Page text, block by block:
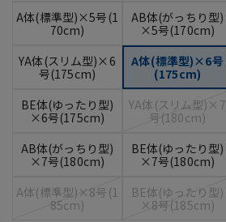
A体(標準型)×5号(1
70cm)
AB体(がっちり型)
×5号(170cm)
YA体(スリム型)×6
号(175cm)
A体(標準型)×6号
(175cm)
BE体(ゆったり型)
×6号(175cm)
YA体(スリム型)×7
号(180cm)
AB体(がっちり型)
×7号(180cm)
BE体(ゆったり型)
×7号(180cm)
A体(標準型)×8号(1
85cm)
BE体(ゆったり型)
×8号(185cm)